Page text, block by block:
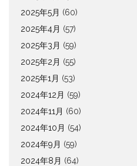
2025年5月 (60)
2025年4月 (57)
2025年3月 (59)
2025年2月 (55)
2025年1月 (53)
2024年12月 (59)
2024年11月 (60)
2024年10月 (54)
2024年9月 (59)
2024年8月 (64)